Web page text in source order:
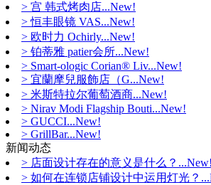
> 宫 韩式烤肉店...New!
> 恒丰眼镜 VAS...New!
> 欧时力 Ochirly...New!
> 铂蒂雅 patier会所...New!
> Smart-ologic Corian® Liv...New!
> 宜蘭摩兒服飾店（G...New!
> 米斯特拉尔葡萄酒商...New!
> Nirav Modi Flagship Bouti...New!
> GUCCI...New!
> GrillBar...New!
新闻动态
> 店面设计存在的意义是什么？...New!
> 如何在连锁店铺设计中运用灯光？